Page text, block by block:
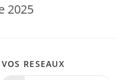
2025
RESEAUX